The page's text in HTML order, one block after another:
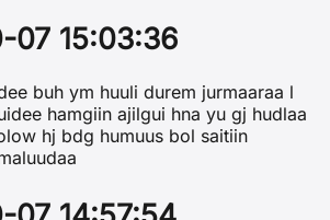
07 15:03:36
buh ym huuli durem jurmaaraa l
hamgiin ajilgui hna yu gj hudlaa
hj bdg humuus bol saitiin